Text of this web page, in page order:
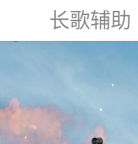
长歌辅助